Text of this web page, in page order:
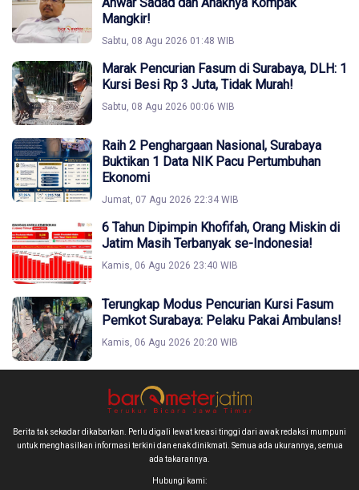
Mangkir!
Sabtu, 08 Agu 2026 01:48 WIB
Marak Pencurian Fasum di Surabaya, DLH: 1
Kursi Besi Rp 3 Juta, Tidak Murah!
Sabtu, 08 Agu 2026 00:06 WIB
Raih 2 Penghargaan Nasional, Surabaya
Buktikan 1 Data NIK Pacu Pertumbuhan
Ekonomi
Jumat, 07 Agu 2026 22:34 WIB
6 Tahun Dipimpin Khofifah, Orang Miskin di
Jatim Masih Terbanyak se-Indonesia!
Kamis, 06 Agu 2026 23:40 WIB
Terungkap Modus Pencurian Kursi Fasum
Pemkot Surabaya: Pelaku Pakai Ambulans!
Kamis, 06 Agu 2026 20:20 WIB
Berita tak sekadar dikabarkan. Perlu digali lewat kreasi tinggi dari awak redaksi mumpuni
untuk menghasilkan informasi terkini dan enak dinikmati. Semua ada ukurannya, semua
ada takarannya.
Hubungi kami: